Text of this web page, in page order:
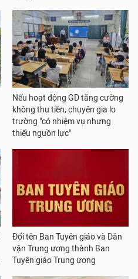
Nếu hoạt động GD tăng cường
không thu tiền, chuyên gia lo
trường "có nhiệm vụ nhưng
thiếu nguồn lực"
Đổi tên Ban Tuyên giáo và Dân
vận Trung ương thành Ban
Tuyên giáo Trung ương